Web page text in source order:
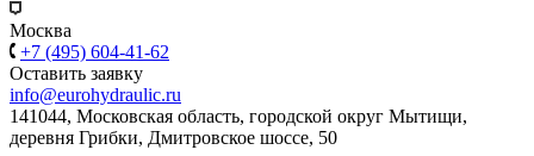
Москва
+7 (495) 604-41-62
Оставить заявку
info@eurohydraulic.ru
141044, Московская область, городской округ Мытищи,
деревня Грибки, Дмитровское шоссе, 50